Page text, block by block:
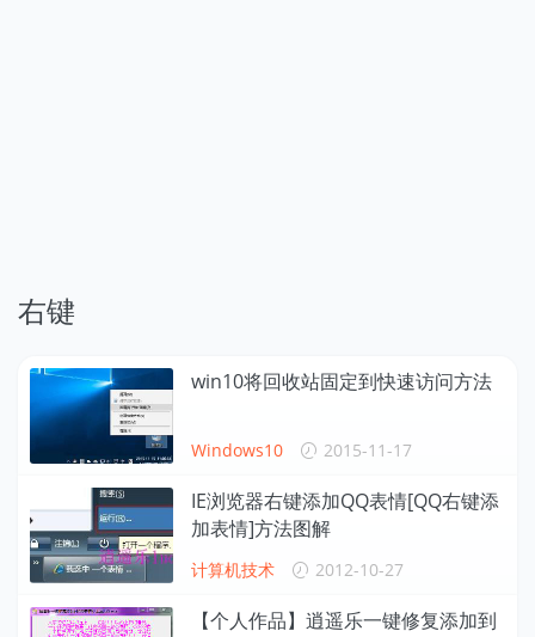
右键
win10将回收站固定到快速访问方法
Windows10 2015-11-17
IE浏览器右键添加QQ表情[QQ右键添
加表情]方法图解
计算机技术 2012-10-27
【个人作品】逍遥乐一键修复添加到